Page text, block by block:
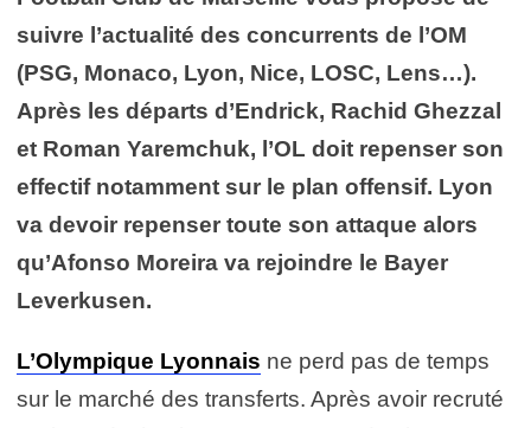
suivre l’actualité des concurrents de l’OM
(PSG, Monaco, Lyon, Nice, LOSC, Lens…).
Après les départs d’Endrick, Rachid Ghezzal
et Roman Yaremchuk, l’OL doit repenser son
effectif notamment sur le plan offensif. Lyon
va devoir repenser toute son attaque alors
qu’Afonso Moreira va rejoindre le Bayer
Leverkusen.
L’Olympique Lyonnais ne perd pas de temps
sur le marché des transferts. Après avoir recruté